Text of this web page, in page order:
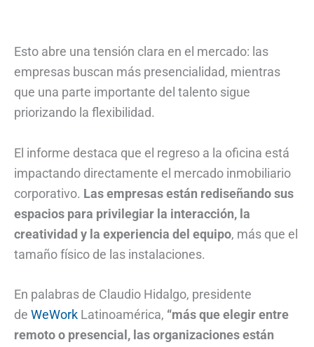
Esto abre una tensión clara en el mercado: las
empresas buscan más presencialidad, mientras
que una parte importante del talento sigue
priorizando la flexibilidad.
El informe destaca que el regreso a la oficina está
impactando directamente el mercado inmobiliario
corporativo. Las empresas están rediseñando sus
espacios para privilegiar la interacción, la
creatividad y la experiencia del equipo, más que el
tamaño físico de las instalaciones.
En palabras de Claudio Hidalgo, presidente
de WeWork Latinoamérica, “más que elegir entre
remoto o presencial, las organizaciones están